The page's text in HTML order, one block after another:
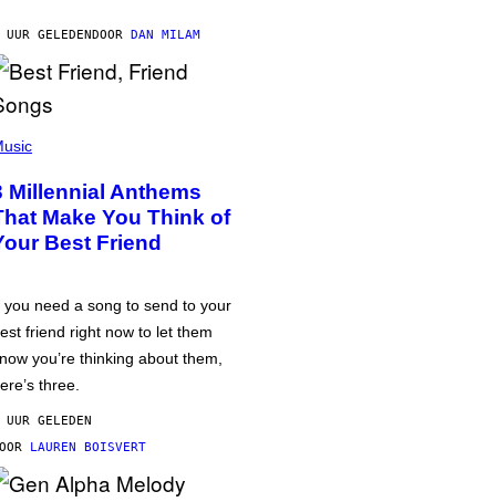
GELEDENDOOR DAN MILAM
Millennial Anthems
Make You Think of
Best Friend
you need a song to send to your
friend right now to let them
you’re thinking about them,
three.
GELEDEN
LAUREN BOISVERT